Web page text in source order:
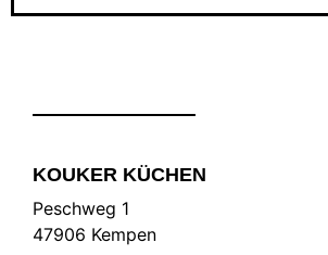
KOUKER KÜCHEN
Peschweg 1
47906 Kempen